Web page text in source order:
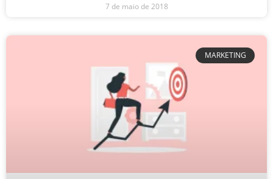
7 de maio de 2018
MARKETING